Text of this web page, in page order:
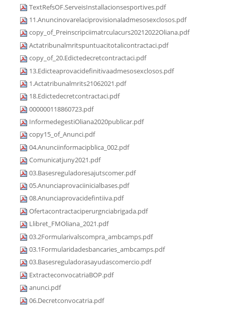
TextRefsOF.ServeisInstallacionsesportives.pdf
11.Anuncinovarelaciprovisionaladmesosexclosos.pdf
copy_of_Preinscripciimatrculacurs20212022Oliana.pdf
Actatribunalmritspuntuacitotalicontractaci.pdf
copy_of_20.Edictedecretcontractaci.pdf
13.Edicteaprovacidefinitivaadmesosexclosos.pdf
1.Actatribunalmrits21062021.pdf
18.Edictedecretcontractaci.pdf
000000118860723.pdf
InformedegestiOliana2020publicar.pdf
copy15_of_Anunci.pdf
04.Anunciinformacipblica_002.pdf
Comunicatjuny2021.pdf
03.Basesreguladoresajutscomer.pdf
05.Anunciaprovaciinicialbases.pdf
08.Anunciaprovacidefintiiva.pdf
Ofertacontractaciperurgnciabrigada.pdf
Llibret_FMOliana_2021.pdf
03.2Formularivalscompra_ambcamps.pdf
03.1Formularidadesbancaries_ambcamps.pdf
03.Basesreguladorasayudascomercio.pdf
ExtracteconvocatriaBOP.pdf
anunci.pdf
06.Decretconvocatria.pdf